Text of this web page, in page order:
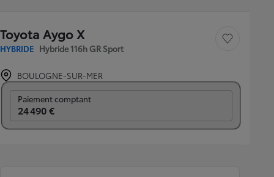
Toyota Aygo X
HYBRIDE Hybride 116h GR Sport
Sauvegarder le
BOULOGNE-SUR-MER
Paiement comptant
24 490 €